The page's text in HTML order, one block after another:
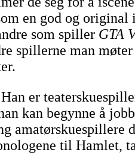
en god og original
som spiller GTA
spillerne man
er
kan begynne å
amatørskuespillere
til Hamlet,